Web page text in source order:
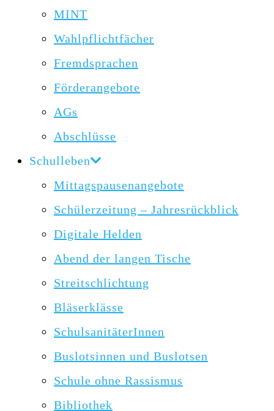
MINT
Wahlpflichtfächer
Fremdsprachen
Förderangebote
AGs
Abschlüsse
Schulleben
Mittagspausenangebote
Schülerzeitung – Jahresrückblick
Digitale Helden
Abend der langen Tische
Streitschlichtung
Bläserklässe
SchulsanitäterInnen
Buslotsinnen und Buslotsen
Schule ohne Rassismus
Bibliothek